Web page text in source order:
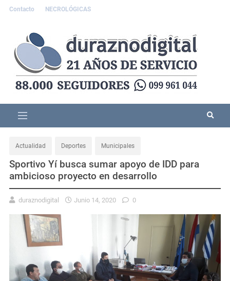
Contacto NECROLÓGICAS
Actualidad Deportes Municipales
Sportivo Yí busca sumar apoyo de IDD para
ambicioso proyecto en desarrollo
duraznodigital Junio 14, 2020 0